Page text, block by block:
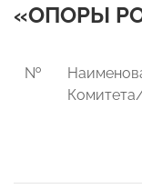
«ОПОРЫ
№